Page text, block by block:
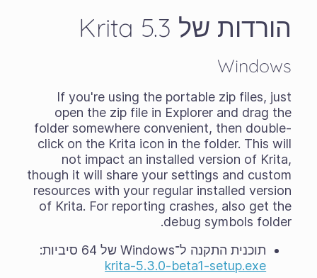
הורדות של Krita 5.3
Windows
If you're using the portable zip files, just
open the zip file in Explorer and drag the
folder somewhere convenient, then double-
click on the Krita icon in the folder. This will
not impact an installed version of Krita,
though it will share your settings and custom
resources with your regular installed version
of Krita. For reporting crashes, also get the
debug symbols folder.
תוכנית התקנה ל־Windows של 64 סיביות:
krita-5.3.0-beta1-setup.exe